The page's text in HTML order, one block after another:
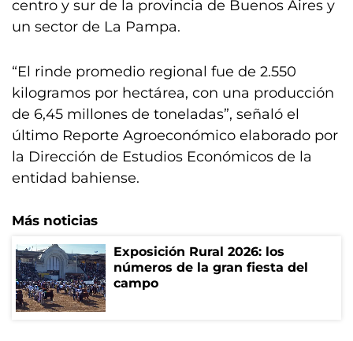
centro y sur de la provincia de Buenos Aires y
un sector de La Pampa.
“El rinde promedio regional fue de 2.550
kilogramos por hectárea, con una producción
de 6,45 millones de toneladas”, señaló el
último Reporte Agroeconómico elaborado por
la Dirección de Estudios Económicos de la
entidad bahiense.
Más noticias
Exposición Rural 2026: los
números de la gran fiesta del
campo